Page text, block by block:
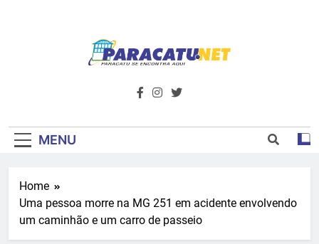
Paracatu.net –
Notícias E
Primeiro Do
Noroeste De
além de tudo sobre esportes e
MENU
Home
Uma pessoa morre na MG 251 em acidente envolvendo
um caminhão e um carro de passeio